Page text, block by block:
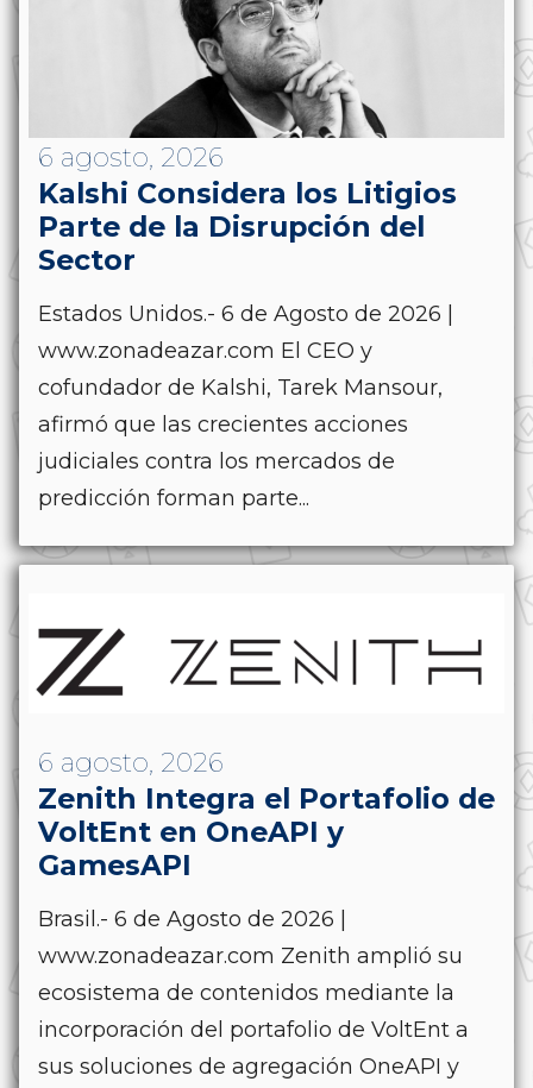
6 agosto, 2026
Kalshi Considera los Litigios
Parte de la Disrupción del
Sector
Estados Unidos.- 6 de Agosto de 2026 |
www.zonadeazar.com El CEO y
cofundador de Kalshi, Tarek Mansour,
afirmó que las crecientes acciones
judiciales contra los mercados de
predicción forman parte...
6 agosto, 2026
Zenith Integra el Portafolio de
VoltEnt en OneAPI y
GamesAPI
Brasil.- 6 de Agosto de 2026 |
www.zonadeazar.com Zenith amplió su
ecosistema de contenidos mediante la
incorporación del portafolio de VoltEnt a
sus soluciones de agregación OneAPI y